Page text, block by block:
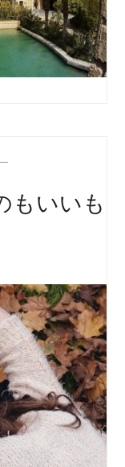
もいいも